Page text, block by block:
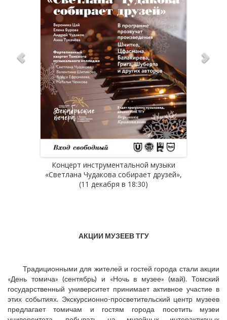
музыки
друзей»,
Вечер камерной музыки «Зимние
узоры», (12 декабря в 18:30)
АКЦИИ МУЗЕЕВ ТГУ
Традиционными для жителей и гостей города стали акции
«День томича» (сентябрь) и «Ночь в музее» (май). Томский
государственный университет принимает активное участие в
этих событиях. Экскурсионно-просветительский центр музеев
предлагает томичам и гостям города посетить музеи